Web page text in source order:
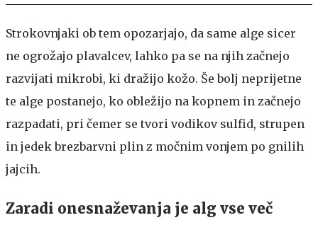
Strokovnjaki ob tem opozarjajo, da same alge sicer
ne ogrožajo plavalcev, lahko pa se na njih začnejo
razvijati mikrobi, ki dražijo kožo. Še bolj neprijetne
te alge postanejo, ko obležijo na kopnem in začnejo
razpadati, pri čemer se tvori vodikov sulfid, strupen
in jedek brezbarvni plin z močnim vonjem po gnilih
jajcih.
Zaradi onesnaževanja je alg vse več